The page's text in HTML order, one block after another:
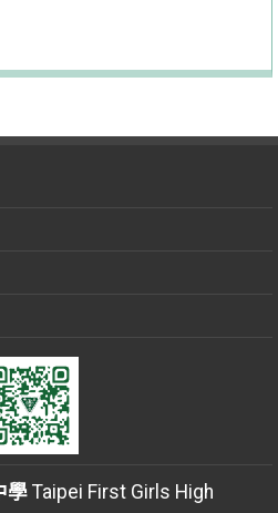
學Taipei First Girls High